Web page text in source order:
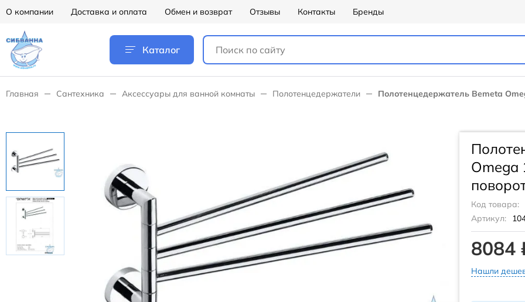
О компании Доставка и оплата Обмен и возврат Отзывы Контакты Бренды
Каталог
Главная Сантехника Аксессуары для ванной комнаты Полотенцедержатели Полотенцедержатель Bemeta
Omega
Код товара:
Артикул:
8084
Нашли